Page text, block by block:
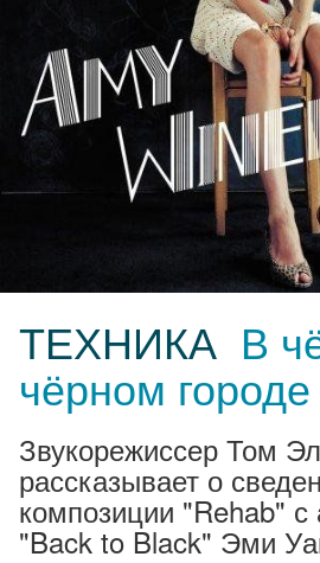
ТЕХНИКА В
чёрном городе
Звукорежиссер Том
рассказывает о
композиции "Rehab"
"Back to Black" Эми